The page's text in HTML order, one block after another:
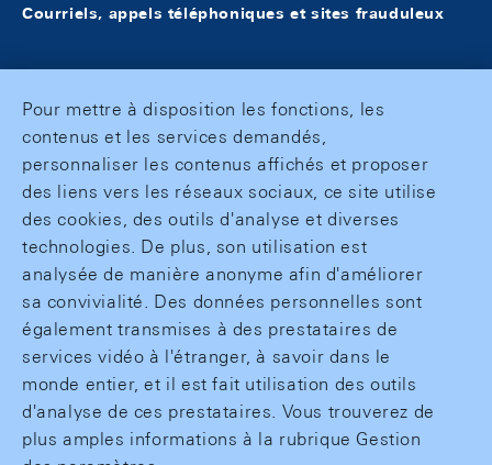
Courriels, appels téléphoniques et sites frauduleux
Pour mettre à disposition les fonctions, les
contenus et les services demandés,
personnaliser les contenus affichés et proposer
des liens vers les réseaux sociaux, ce site utilise
des cookies, des outils d'analyse et diverses
technologies. De plus, son utilisation est
analysée de manière anonyme afin d'améliorer
sa convivialité. Des données personnelles sont
également transmises à des prestataires de
services vidéo à l'étranger, à savoir dans le
monde entier, et il est fait utilisation des outils
d'analyse de ces prestataires. Vous trouverez de
plus amples informations à la rubrique Gestion